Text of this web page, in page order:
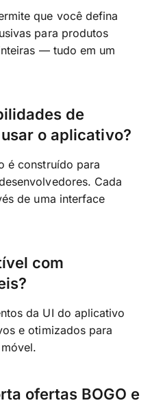
que você defina
para produtos
— tudo em um
de
o aplicativo?
é construído para
Cada
de uma interface
com
da UI do aplicativo
e otimizados para
ofertas BOGO e